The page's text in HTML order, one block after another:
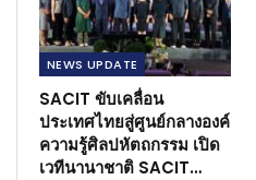
NEWS​ UPDATE
SACIT ขับเคลื่อน
ประเทศไทยสู่ศูนย์กลางองค์
ความรู้ศิลปหัตถกรรม เปิด
เวทีนานาชาติ SACIT…